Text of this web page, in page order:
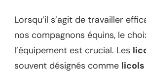
Lorsqu’il s’agit de travailler
nos compagnons équins, le
l’équipement est crucial. Les
souvent désignés comme